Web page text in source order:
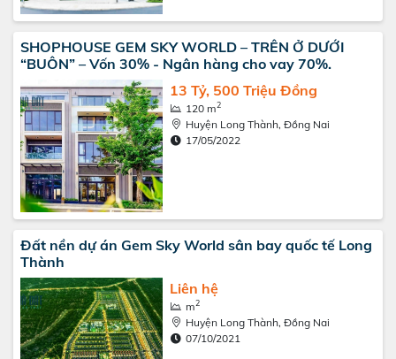
SHOPHOUSE GEM SKY WORLD – TRÊN Ở DƯỚI
“BUÔN” – Vốn 30% - Ngân hàng cho vay 70%.
13 Tỷ, 500 Triệu Đồng
120 m2
Huyện Long Thành, Đồng Nai
17/05/2022
Đất nền dự án Gem Sky World sân bay quốc tế Long
Thành
Liên hệ
m2
Huyện Long Thành, Đồng Nai
07/10/2021